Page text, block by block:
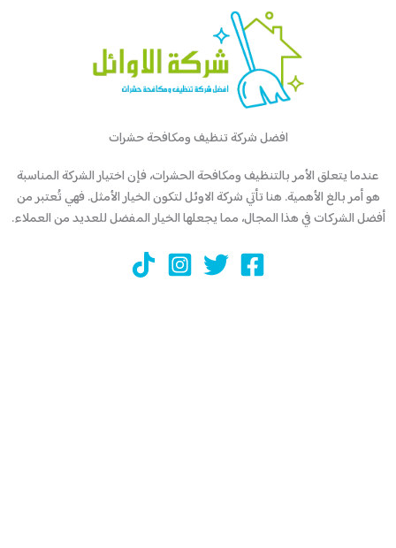
افضل شركة تنظيف ومكافحة حشرات
عندما يتعلق الأمر بالتنظيف ومكافحة الحشرات، فإن اختيار الشركة المناسبة
هو أمر بالغ الأهمية. هنا تأتي شركة الاوئل لتكون الخيار الأمثل. فهي تُعتبر من
أفضل الشركات في هذا المجال، مما يجعلها الخيار المفضل للعديد من العملاء.